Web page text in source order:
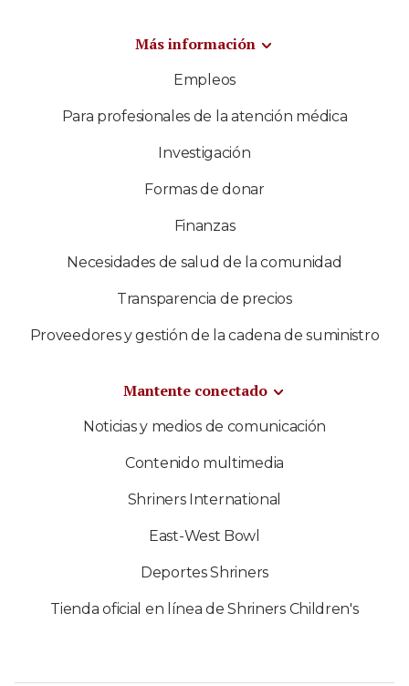
Más información
Empleos
Para profesionales de la atención médica
Investigación
Formas de donar
Finanzas
Necesidades de salud de la comunidad
Transparencia de precios
Proveedores y gestión de la cadena de suministro
Mantente conectado
Noticias y medios de comunicación
Contenido multimedia
Shriners International
East-West Bowl
Deportes Shriners
Tienda oficial en línea de Shriners Children's